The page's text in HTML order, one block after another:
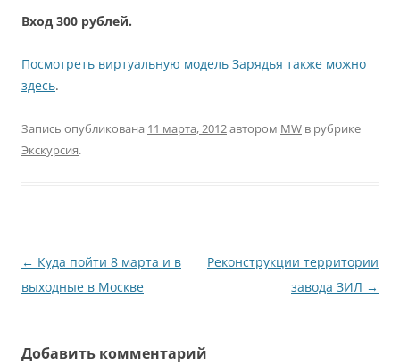
Вход 300 рублей.
Посмотреть виртуальную модель Зарядья также можно
здесь.
Запись опубликована 11 марта, 2012автором MW в рубрике
Экскурсия.
Навигация
по
← Куда пойти 8 марта и в
выходные в Москве
Реконструкции территории
завода ЗИЛ →
Добавить комментарий